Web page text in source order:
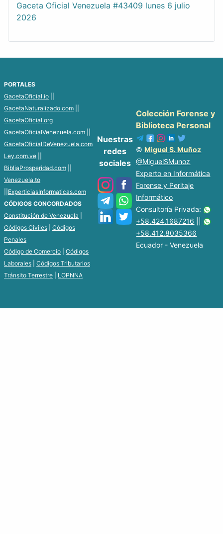
Gaceta Oficial Venezuela #43409 lunes 6 julio
2026
PORTALES
GacetaOficial.io
GacetaNaturalizado.com
GacetaOficial.org
GacetaOficialVenezuela.com
GacetaOficialDeVenezuela.com
Ley.com.ve
BibliaProsperidad.com
Venezuela.to
ExperticiasInformaticas.com
CÓDIGOS CONCORDADOS
Constitución de Venezuela
Códigos Civiles
Códigos
Penales
Código de Comercio
Códigos
Laborales
Códigos Tributarios
Tránsito Terrestre
LOPNNA
Nuestras
redes
sociales
Colección Forense y
Biblioteca Personal
©Miguel S. Muñoz
@MiguelSMunoz
Experto en Informática
Forense y Peritaje
Informático
Consultoría Privada:
+58.424.1687216
+58.412.8035366
Ecuador - Venezuela